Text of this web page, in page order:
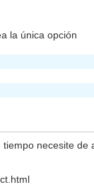
la única opción
necesite